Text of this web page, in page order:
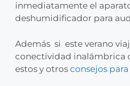
inmediatamente el
deshumidificador para
Además si este verano
conectividad inalámbrica
estos y otros consejos